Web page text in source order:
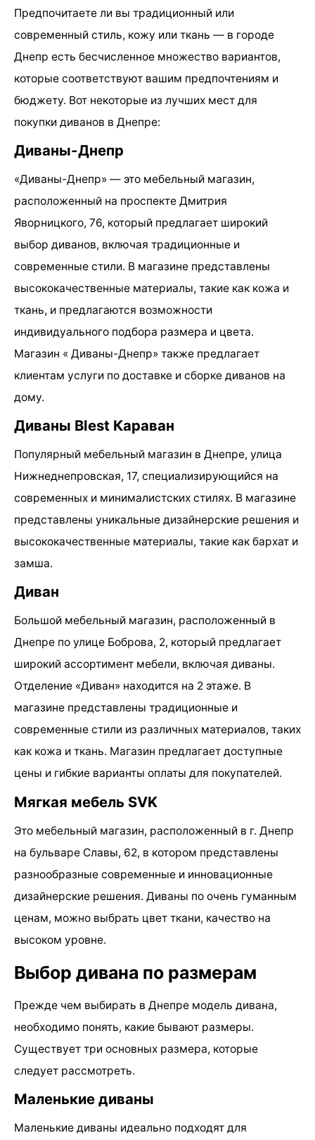
Предпочитаете ли вы традиционный или
современный стиль, кожу или ткань — в городе
Днепр есть бесчисленное множество вариантов,
которые соответствуют вашим предпочтениям и
бюджету. Вот некоторые из лучших мест для
покупки диванов в Днепре:
Диваны-Днепр
«Диваны-Днепр» — это мебельный магазин,
расположенный на проспекте Дмитрия
Яворницкого, 76, который предлагает широкий
выбор диванов, включая традиционные и
современные стили. В магазине представлены
высококачественные материалы, такие как кожа и
ткань, и предлагаются возможности
индивидуального подбора размера и цвета.
Магазин « Диваны-Днепр» также предлагает
клиентам услуги по доставке и сборке диванов на
дому.
Диваны Blest Караван
Популярный мебельный магазин в Днепре, улица
Нижнеднепровская, 17, специализирующийся на
современных и минималистских стилях. В магазине
представлены уникальные дизайнерские решения и
высококачественные материалы, такие как бархат и
замша.
Диван
Большой мебельный магазин, расположенный в
Днепре по улице Боброва, 2, который предлагает
широкий ассортимент мебели, включая диваны.
Отделение «Диван» находится на 2 этаже. В
магазине представлены традиционные и
современные стили из различных материалов, таких
как кожа и ткань. Магазин предлагает доступные
цены и гибкие варианты оплаты для покупателей.
Мягкая мебель SVK
Это мебельный магазин, расположенный в г. Днепр
на бульваре Славы, 62, в котором представлены
разнообразные современные и инновационные
дизайнерские решения. Диваны по очень гуманным
ценам, можно выбрать цвет ткани, качество на
высоком уровне.
Выбор дивана по размерам
Прежде чем выбирать в Днепре модель дивана,
необходимо понять, какие бывают размеры.
Существует три основных размера, которые
следует рассмотреть.
Маленькие диваны
Маленькие диваны идеально подходят для